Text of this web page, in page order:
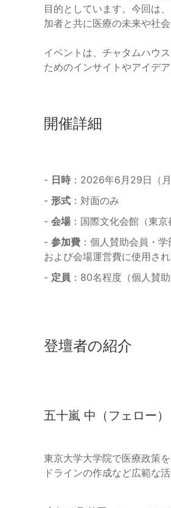
目的としています。今回は
加者と共に医療の未来や社
イベントは、チャタムハウ
ためのインサイトやアイデ
開催詳細
- 日時：2026年6月29日（
- 形式 ：対面のみ
- 会場 ：国際文化会館（東
- 参加費 ：個人賛助会員・
および会場運営費に使用され
- 定員 ：80名程度（個人賛
登壇者の紹介
五十嵐 中（フェロー）
東京大学大学院で医療政策
ドラインの作成など広範な